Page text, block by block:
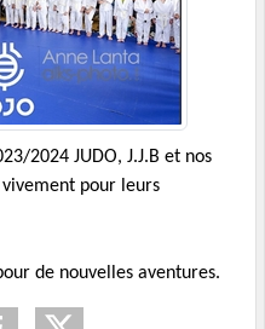
2024 JUDO, J.J.B et nos
pour leurs
de nouvelles aventures.